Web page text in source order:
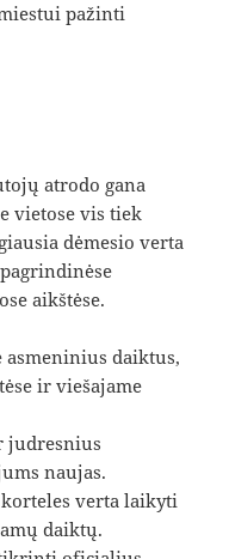
pažinti
atrodo gana
vietose vis tiek
dėmesio verta
aikštėse.
asmeninius daiktus,
ir viešajame
judresnius
naujas.
verta laikyti
daiktų.